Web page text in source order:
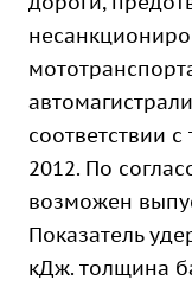
соответствии
2012. По
возможен
Показатель
кДж. толщина